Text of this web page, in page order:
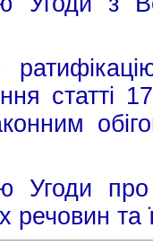
статті
Угоди про
речовин та